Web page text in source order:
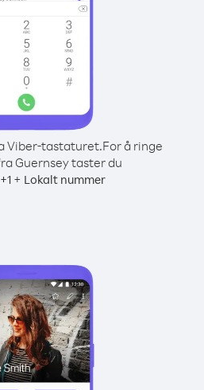
Viber-tastaturet.For å ringe
Guernsey taster du
+1 + Lokalt nummer